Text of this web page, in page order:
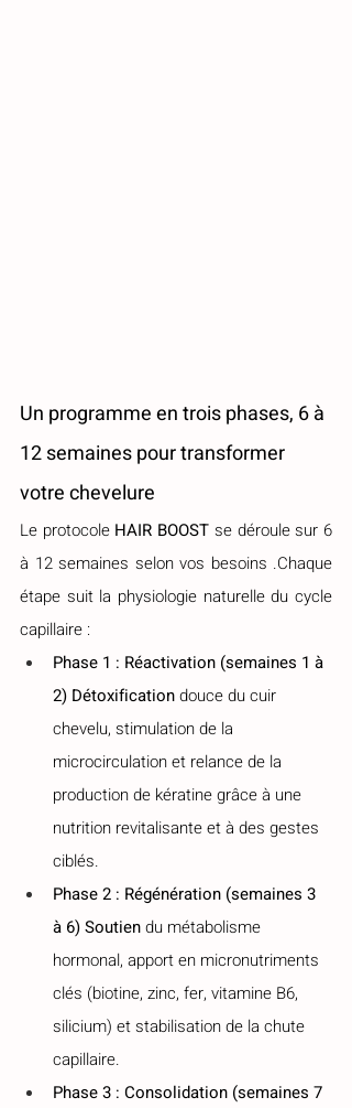
Un programme en trois phases, 6 à
12 semaines pour transformer
votre chevelure
Le protocole HAIR BOOST se déroule sur 6
à 12 semaines selon vos besoins .Chaque
étape suit la physiologie naturelle du cycle
capillaire :
Phase 1 : Réactivation (semaines 1 à
2) Détoxification douce du cuir
chevelu, stimulation de la
microcirculation et relance de la
production de kératine grâce à une
nutrition revitalisante et à des gestes
ciblés.
Phase 2 : Régénération (semaines 3
à 6) Soutien du métabolisme
hormonal, apport en micronutriments
clés (biotine, zinc, fer, vitamine B6,
silicium) et stabilisation de la chute
capillaire.
Phase 3 : Consolidation (semaines 7